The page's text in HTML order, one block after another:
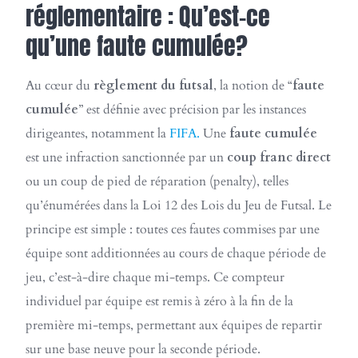
réglementaire : Qu’est-ce
qu’une faute cumulée?
Au cœur du règlement du futsal, la notion de “faute
cumulée” est définie avec précision par les instances
dirigeantes, notamment laFIFA. Une faute cumulée
est une infraction sanctionnée par un coup franc direct
ou un coup de pied de réparation (penalty), telles
qu’énumérées dans la Loi 12 des Lois du Jeu de Futsal. Le
principe est simple : toutes ces fautes commises par une
équipe sont additionnées au cours de chaque période de
jeu, c’est-à-dire chaque mi-temps. Ce compteur
individuel par équipe est remis à zéro à la fin de la
première mi-temps, permettant aux équipes de repartir
sur une base neuve pour la seconde période.